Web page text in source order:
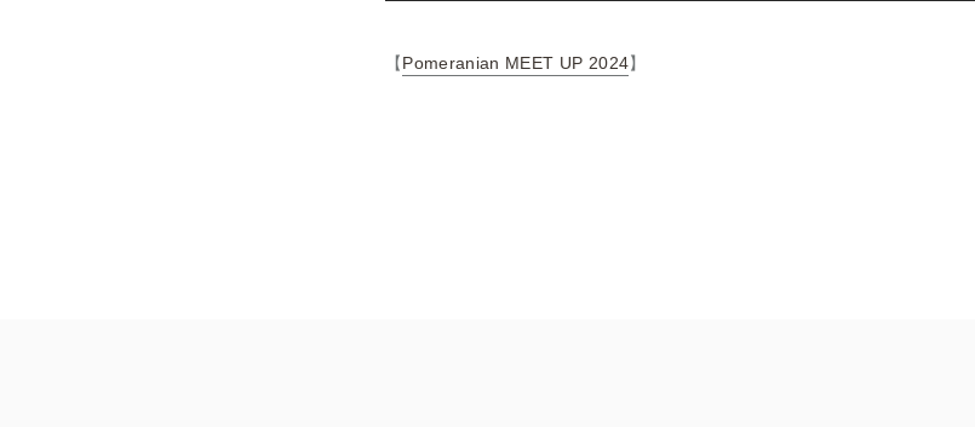
【Pomeranian MEET UP 2024】